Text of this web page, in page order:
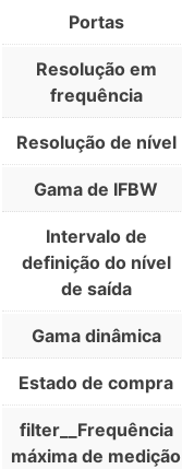
Portas
Resolução em
frequência
Resolução de nível
Gama de IFBW
Intervalo de
definição do nível
de saída
Gama dinâmica
Estado de compra
filter__Frequência
máxima de medição